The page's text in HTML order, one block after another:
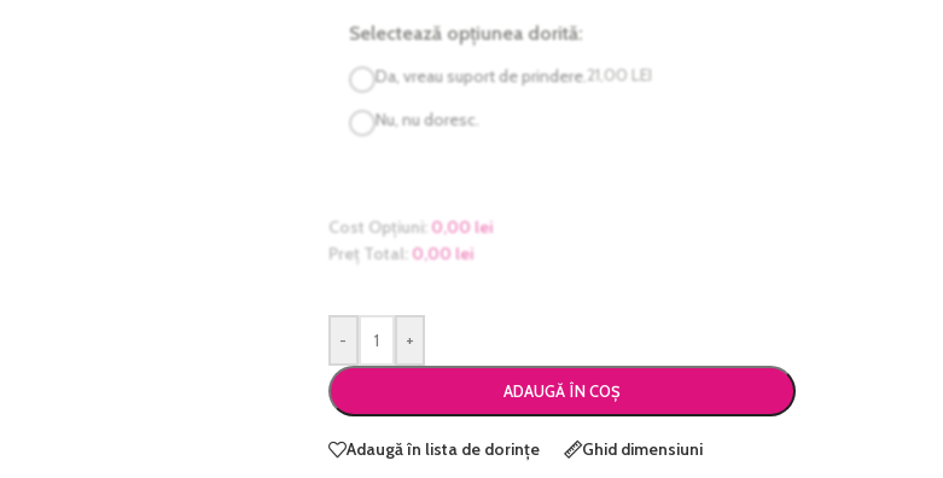
Selectează opțiunea dorită:
Da, vreau suport de prindere. 21,00 LEI
Nu, nu doresc.
Cost Opțiuni: 0,00lei
Preț Total: 0,00lei
- +
ADAUGĂ ÎN COȘ
Adaugă în lista de dorințe Ghid dimensiuni